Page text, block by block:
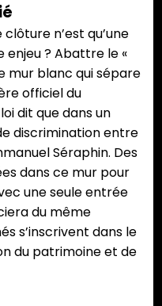
n’est qu’une
? Abattre le «
mur blanc qui sépare
officiel du
dit que dans un
discrimination entre
Séraphin. Des
dans ce mur pour
une seule entrée
du même
s’inscrivent dans le
du patrimoine et de